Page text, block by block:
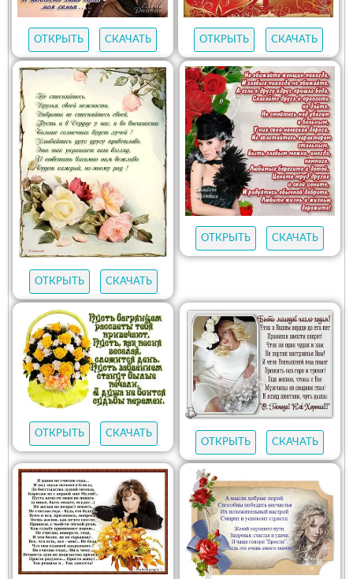
ОТКРЫТЬ СКАЧАТЬ ОТКРЫТЬ СКАЧАТЬ
ОТКРЫТЬ СКАЧАТЬ
ОТКРЫТЬ СКАЧАТЬ
ОТКРЫТЬ
СКАЧАТЬ
ОТКРЫТЬ
СКАЧАТЬ